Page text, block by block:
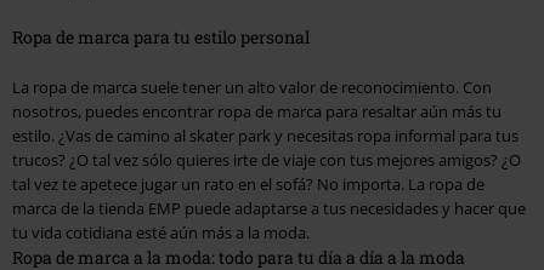
Ropa de marca para tu estilo personal
La ropa de marca suele tener un alto valor de reconocimiento. Con
nosotros, puedes encontrar ropa de marca para resaltar aún más tu
estilo. ¿Vas de camino al skater park y necesitas ropa informal para tus
trucos? ¿O tal vez sólo quieres irte de viaje con tus mejores amigos? ¿O
tal vez te apetece jugar un rato en el sofá? No importa. La ropa de
marca de la tienda EMP puede adaptarse a tus necesidades y hacer que
tu vida cotidiana esté aún más a la moda.
Ropa de marca a la moda: todo para tu día a día a la moda